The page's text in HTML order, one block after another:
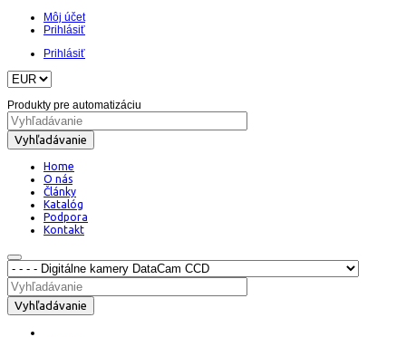
Môj účet
Prihlásiť
Prihlásiť
Produkty pre automatizáciu
Vyhľadávanie
Home
O nás
Články
Katalóg
Podpora
Kontakt
Vyhľadávanie